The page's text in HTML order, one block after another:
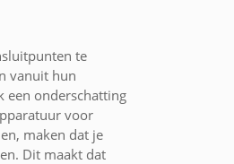
te
vanuit hun
een onderschatting
voor
maken dat je
Dit maakt dat